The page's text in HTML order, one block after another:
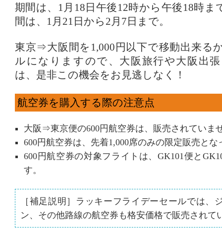
期間は、1月18日午後12時から午後18時ま
間は、1月21日から2月7日まで。
東京⇒大阪間を1,000円以下で移動出来る
ルになりますので、大阪旅行や大阪出
は、是非この機会をお見逃しなく！
航空券を購入する際の注意点
大阪⇒東京便の600円航空券は、販売されていま
600円航空券は、先着1,000席のみの限定販売とな
600円航空券の対象フライトは、GK101便と
す。
［補足説明］ラッキーフライデーセールでは、
ン、その他路線の航空券も格安価格で販売されて